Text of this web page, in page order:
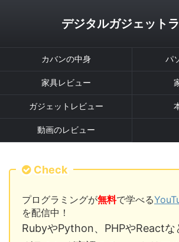
デジタルガジェット
カバンの中身 パ
家具レビュー
ガジェットレビュー
動画のレビュー
Check
プログラミングが無料で学べる
を配信中！
RubyやPython、PHPやReactな